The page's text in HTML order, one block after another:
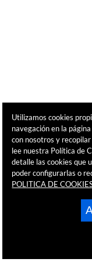
Utilizamos cookies
navegación en la
con nosotros y
lee nuestra Política de
detalle las cookies que
poder configurarlas o
POLITICA DE